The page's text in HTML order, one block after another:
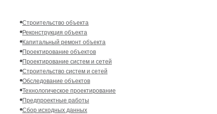
Строительство объекта
Реконструкция объекта
Капитальный ремонт объекта
Проектирование объектов
Проектирование систем и сетей
Строительство систем и сетей
Обследование объектов
Технологическое проектирование
Предпроектные работы
Сбор исходных данных